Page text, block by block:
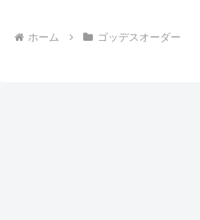
ホーム ゴッデスオーダー